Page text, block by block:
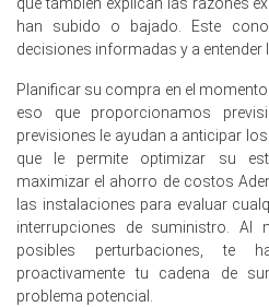
para sintetizar Carbendazim a
Una caída del -0.2% en los
para algunas materias primas
El Índice de Manufactura se
impulsando las
Carbendazim para
industriales.
La producción industrial
crecimiento de las ventas
de 2026 sustentaron el
han subido o bajado. Este
decisiones informadas y a entender
Planificar su compra en el
eso que proporcionamos
previsiones le ayudan a anticipar
que le permite optimizar su
maximizar el ahorro de costos
las instalaciones para evaluar
interrupciones de suministro. Al
posibles perturbaciones, te
proactivamente tu cadena de
problema potencial.